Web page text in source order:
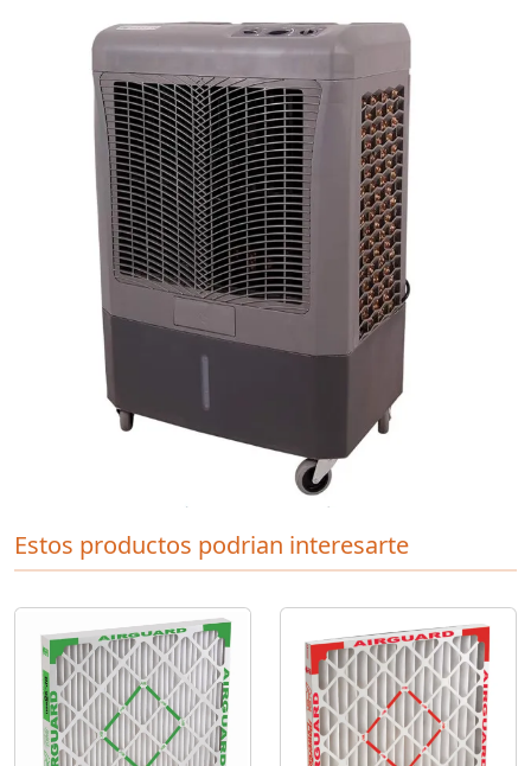
Estos productos podrian interesarte